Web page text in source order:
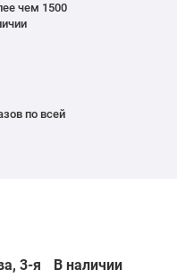
чем 1500
по всей
3-я
В наличии